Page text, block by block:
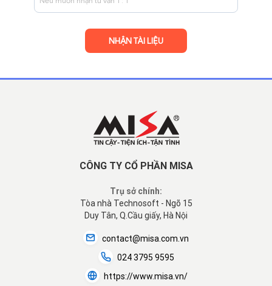
CÔNG TY CỔ PHẦN MISA
Trụ sở chính:
Tòa nhà Technosoft - Ngõ 15
Duy Tân, Q.Cầu giấy, Hà Nội
contact@misa.com.vn
024 3795 9595
https://www.misa.vn/